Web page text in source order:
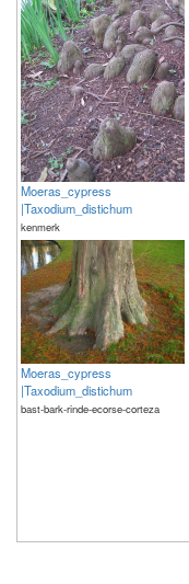
Moeras_cypress
|Taxodium_distichum
kenmerk
Moeras_cypress
|Taxodium_distichum
bast-bark-rinde-ecorse-corteza